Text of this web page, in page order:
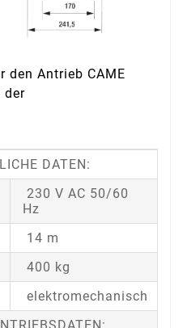
den Antrieb CAME
der
DATEN:
230 V AC 50/60
Hz
14 m
400 kg
elektromechanisch